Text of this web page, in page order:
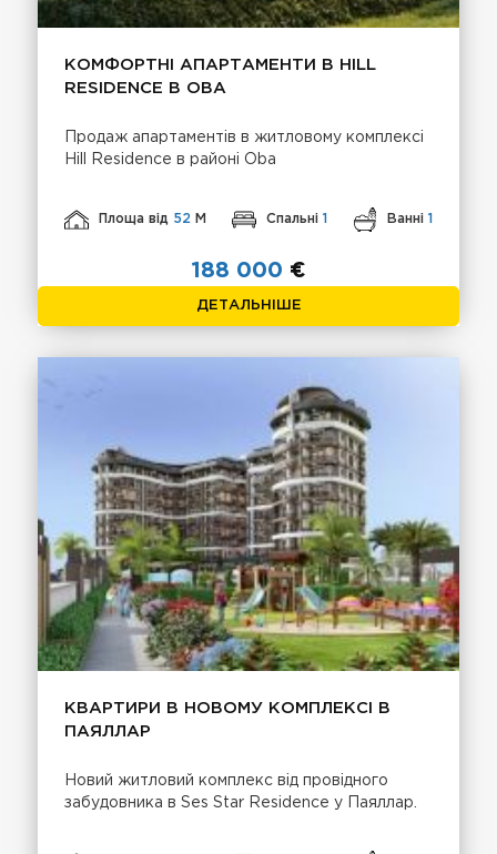
КОМФОРТНІ АПАРТАМЕНТИ В HILL
RESIDENCE В OBA
Продаж апартаментів в житловому комплексі
Hill Residence в районі Oba
Площа від 52 М Спальні 1 Ванні 1
188 000 €
ДЕТАЛЬНІШЕ
КВАРТИРИ В НОВОМУ КОМПЛЕКСІ В
ПАЯЛЛАР
Новий житловий комплекс від провідного
забудовника в Ses Star Residence у Паяллар.